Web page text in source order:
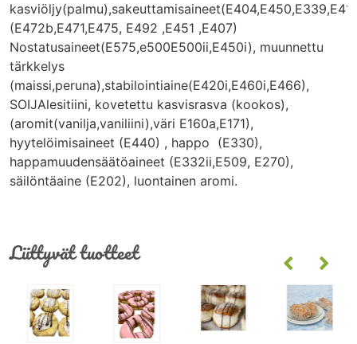
(E472b,E471,E475, E492 ,E451 ,E407)
Nostatusaineet(E575,e500E500ii,E450i), muunnettu
tärkkelys
(maissi,peruna),stabilointiaine(E420i,E460i,E466),
SOIJAlesitiini, kovetettu kasvisrasva (kookos),
(aromit(vanilja,vaniliini),väri E160a,E171),
hyytelöimisaineet (E440) , happo (E330),
happamuudensäätöaineet (E332ii,E509, E270),
säilöntäaine (E202), luontainen aromi.
Liittyvät tuotteet